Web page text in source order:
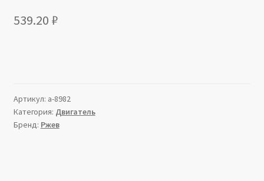
539.20 ₽
Артикул: a-8982
Категория: Двигатель
Бренд: Ржев